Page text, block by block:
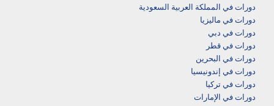
دورات في المملكة العربية السعودية
دورات في ماليزيا
دورات في دبي
دورات في قطر
دورات في البحرين
دورات في إندونيسيا
دورات في تركيا
دورات في الإمارات